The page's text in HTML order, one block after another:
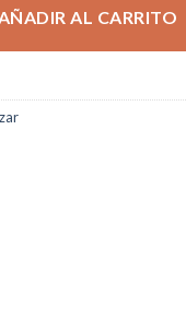
AL CARRITO